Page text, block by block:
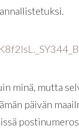
minä, mutta
päivän